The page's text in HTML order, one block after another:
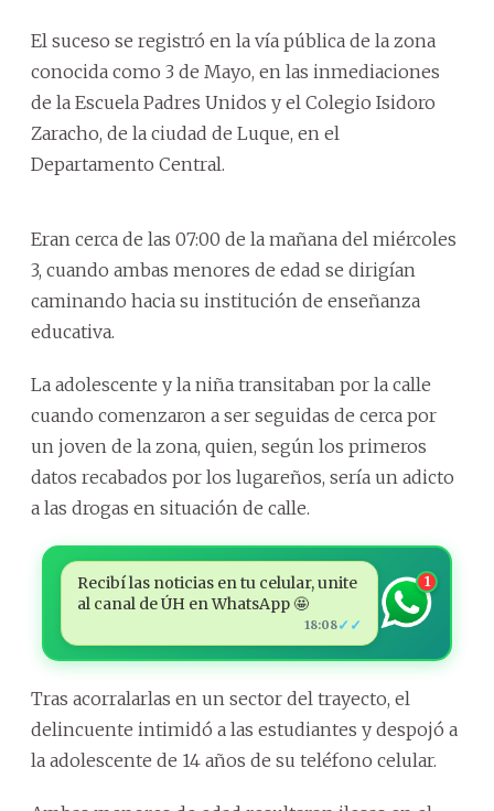
El suceso se registró en la vía pública de la zona
conocida como 3 de Mayo, en las inmediaciones
de la Escuela Padres Unidos y el Colegio Isidoro
Zaracho, de la ciudad de Luque, en el
Departamento Central.
Eran cerca de las 07:00 de la mañana del miércoles
3, cuando ambas menores de edad se dirigían
caminando hacia su institución de enseñanza
educativa.
La adolescente y la niña transitaban por la calle
cuando comenzaron a ser seguidas de cerca por
un joven de la zona, quien, según los primeros
datos recabados por los lugareños, sería un adicto
a las drogas en situación de calle.
Recibí las noticias en tu celular, unite
al canal de ÚH en WhatsApp 🤩
18:08✓✓
1
Tras acorralarlas en un sector del trayecto, el
delincuente intimidó a las estudiantes y despojó a
la adolescente de 14 años de su teléfono celular.